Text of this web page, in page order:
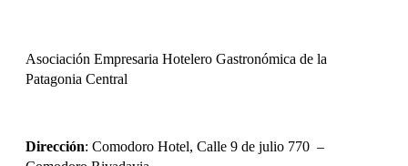
Asociación Empresaria Hotelero Gastronómica de la
Patagonia Central
Dirección: Comodoro Hotel, Calle 9 de julio 770 –